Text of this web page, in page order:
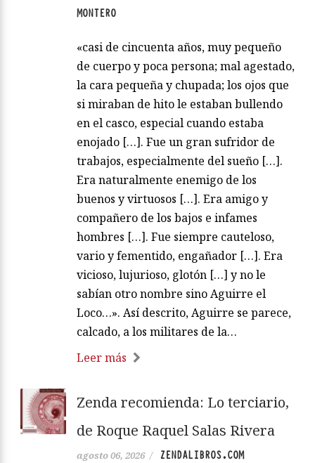
MONTERO
«casi de cincuenta años, muy pequeño
de cuerpo y poca persona; mal agestado,
la cara pequeña y chupada; los ojos que
si miraban de hito le estaban bullendo
en el casco, especial cuando estaba
enojado […]. Fue un gran sufridor de
trabajos, especialmente del sueño […].
Era naturalmente enemigo de los
buenos y virtuosos […]. Era amigo y
compañero de los bajos e infames
hombres […]. Fue siempre cauteloso,
vario y fementido, engañador […]. Era
vicioso, lujurioso, glotón […] y no le
sabían otro nombre sino Aguirre el
Loco…». Así descrito, Aguirre se parece,
calcado, a los militares de la…
Leer más
Zenda recomienda: Lo terciario,
de Roque Raquel Salas Rivera
agosto 06, 2026 / ZENDALIBROS.COM